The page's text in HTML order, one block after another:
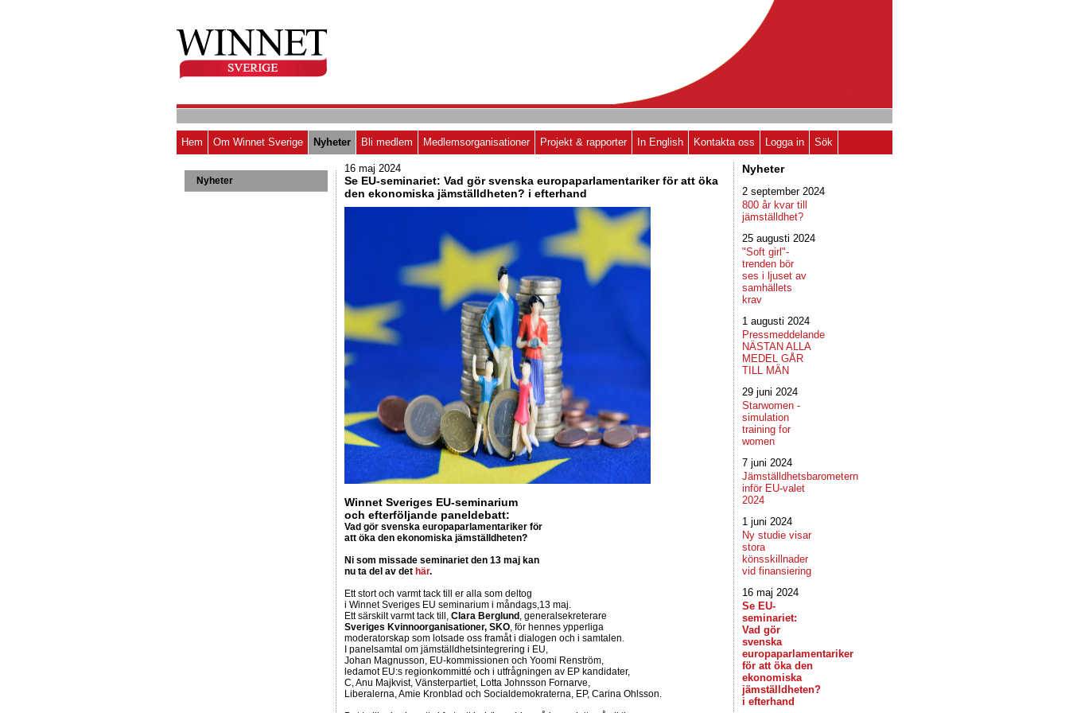
Hem Om Winnet Sverige Nyheter Bli medlem Medlemsorganisationer Projekt & rapporter In English Kontakta oss Logga in Sök
Nyheter
16 maj 2024
Se EU-seminariet: Vad gör svenska europaparlamentariker för att öka
den ekonomiska jämställdheten? i efterhand
Winnet Sveriges EU-seminarium
och efterföljande paneldebatt:
Vad gör svenska europaparlamentariker för
att öka den ekonomiska jämställdheten?
Ni som missade seminariet den 13 maj kan
nu ta del av det här.
Ett stort och varmt tack till er alla som deltog
i Winnet Sveriges EU seminarium i måndags,13 maj.
Ett särskilt varmt tack till, Clara Berglund , generalsekreterare
Sveriges Kvinnoorganisationer, SKO, för hennes ypperliga
moderatorskap som lotsade oss framåt i dialogen och i samtalen.
I panelsamtal om jämställdhetsintegrering i EU,
Johan Magnusson, EU-kommissionen och Yoomi Renström,
ledamot EU:s regionkommitté och i utfrågningen av EP kandidater,
C,Anu Majkvist, Vänsterpartiet, Lotta Johnsson Fornarve,
Liberalerna, Amie Kronblad och Socialdemokraterna, EP, Carina Ohlsson.
Nyheter
2 september 2024
800 år kvar till
jämställdhet?
25 augusti 2024
"Soft girl"-
trenden bör
ses i ljuset av
samhällets
krav
1 augusti 2024
Pressmeddelande
NÄSTAN ALLA
MEDEL GÅR
TILL MÄN
29 juni 2024
Starwomen -
simulation
training for
women
7 juni 2024
Jämställdhetsbarometern
inför EU-valet
2024
1 juni 2024
Ny studie visar
stora
könsskillnader
vid finansiering
16 maj 2024
Se EU-
seminariet:
Vad gör
svenska
europaparlamentariker
för att öka den
ekonomiska
jämställdheten?
i efterhand